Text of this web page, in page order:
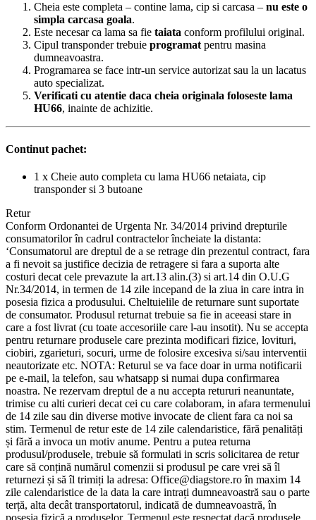
Cheia este completa – contine lama, cip si carcasa – nu este o
simpla carcasa goala.
Este necesar ca lama sa fie taiata conform profilului original.
Cipul transponder trebuie programatpentru masina
dumneavoastra.
Programarea se face intr-un service autorizat sau la un lacatus
auto specializat.
Verificati cu atentie daca cheia originala foloseste lama
HU66, inainte de achizitie.
Continut pachet:
1 x Cheie auto completa cu lama HU66 netaiata, cip
transponder si 3 butoane
Retur
Conform Ordonantei de Urgenta Nr. 34/2014 privind drepturile
consumatorilor în cadrul contractelor încheiate la distanta:
‘Consumatorul are dreptul de a se retrage din prezentul contract, fara
a fi nevoit sa justifice decizia de retragere si fara a suporta alte
costuri decat cele prevazute la art.13 alin.(3) si art.14 din O.U.G
Nr.34/2014, in termen de 14 zile incepand de la ziua in care intra in
posesia fizica a produsului. Cheltuielile de returnare sunt suportate
de consumator. Produsul returnat trebuie sa fie in aceeasi stare in
care a fost livrat (cu toate accesoriile care l-au insotit). Nu se accepta
pentru returnare produsele care prezinta modificari fizice, lovituri,
ciobiri, zgarieturi, socuri, urme de folosire excesiva si/sau interventii
neautorizate etc. NOTA: Returul se va face doar in urma notificarii
pe e-mail, la telefon, sau whatsapp si numai dupa confirmarea
noastra. Ne rezervam dreptul de a nu accepta retururi neanuntate,
trimise cu alti curieri decat cei cu care colaboram, in afara termenului
de 14 zile sau din diverse motive invocate de client fara ca noi sa
stim. Termenul de retur este de 14 zile calendaristice, fără penalități
și fără a invoca un motiv anume. Pentru a putea returna
produsul/produsele, trebuie să formulati in scris solicitarea de retur
care să conțină numărul comenzii si produsul pe care vrei să îl
returnezi și să îl trimiți la adresa: Office@diagstore.ro în maxim 14
zile calendaristice de la data la care intrați dumneavoastră sau o parte
terță, alta decât transportatorul, indicată de dumneavoastră, în
posesia fizică a produselor. Termenul este respectat dacă produsele